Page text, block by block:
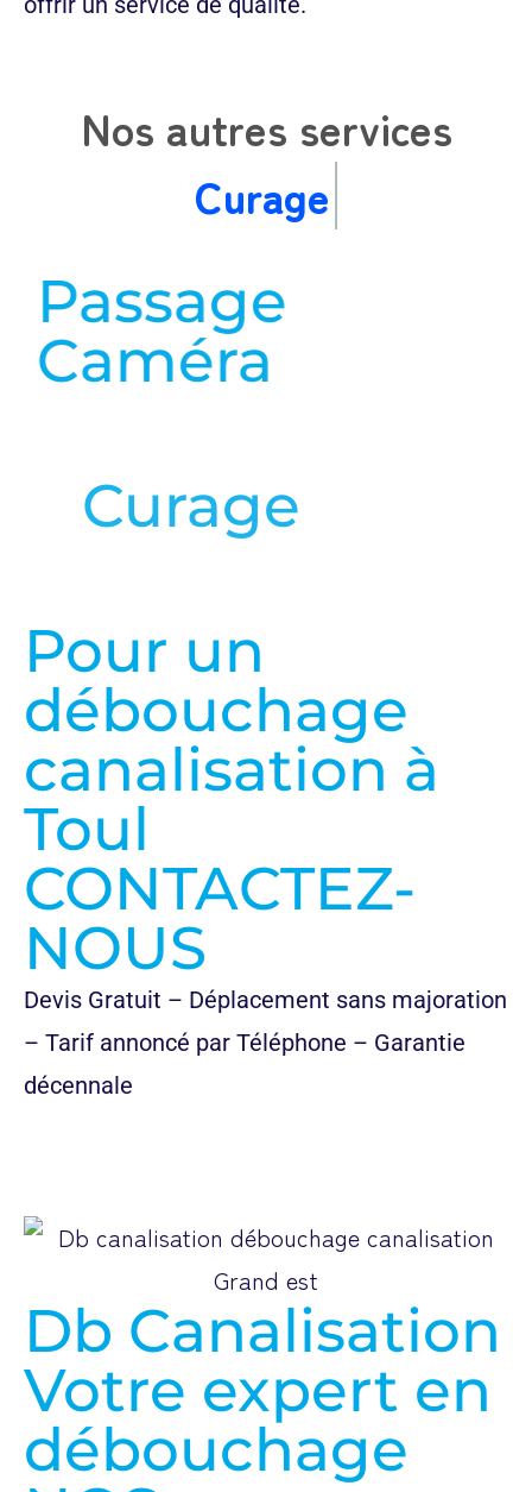
Nos autres services
Passage
Caméra
en savoir plus
en savoir plus
débouchage
canalisation à
Toul
CONTACTEZ-
NOUS
Devis Gratuit – Déplacement sans majoration
– Tarif annoncé par Téléphone – Garantie
décennale
Db Canalisation
Votre expert en
débouchage
NOS